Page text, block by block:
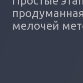
мелочей